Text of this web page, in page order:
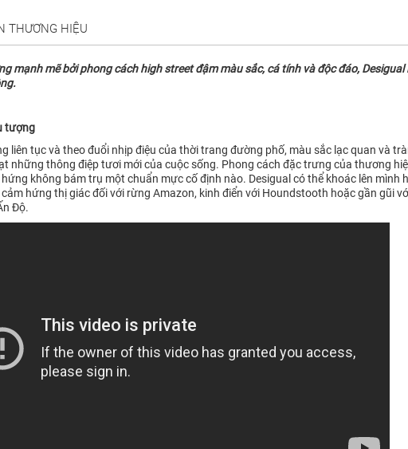
THƯƠNG HIỆU
mạnh mẽ bởi phong cách high street đậm màu sắc, cá tính và độc đáo,
tượng
liên tục và theo đuổi nhịp điệu của thời trang đường phố, màu sắc lạc quan và
những thông điệp tươi mới của cuộc sống. Phong cách đặc trưng của thương
không bám trụ một chuẩn mực cố định nào. Desigual có thể khoác lên
cảm hứng thị giác đối với rừng Amazon, kinh điển với Houndstooth hoặc gần gũi
Độ.